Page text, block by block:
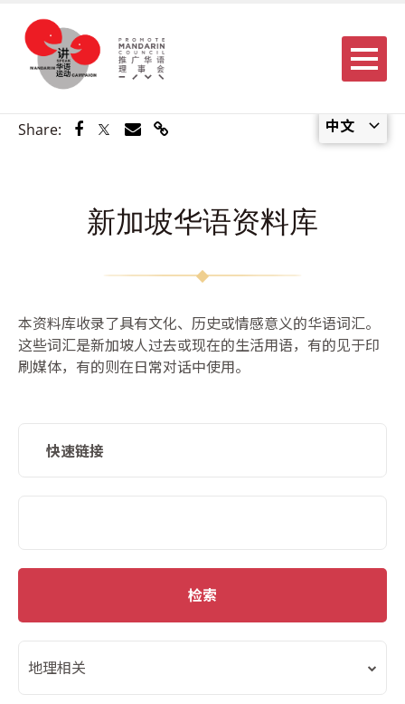
中文
Menu
Share: Share via Facebook
Share via Twitter
Share via Email
Share via Link
新加坡华语资料库
本资料库收录了具有文化、历史或情感意义的华语词汇。
这些词汇是新加坡人过去或现在的生活用语，有的见于印
刷媒体，有的则在日常对话中使用。
快速链接
检索
地理相关